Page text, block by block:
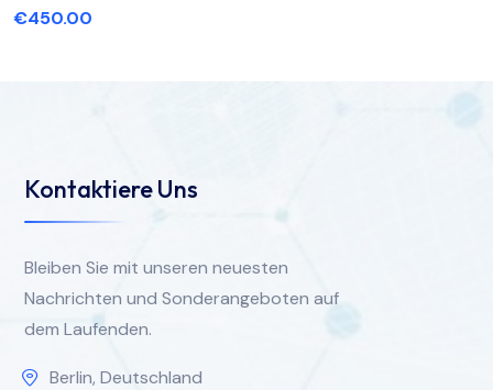
€450.00
Kontaktiere Uns
Bleiben Sie mit unseren neuesten
Nachrichten und Sonderangeboten auf
dem Laufenden.
Berlin, Deutschland